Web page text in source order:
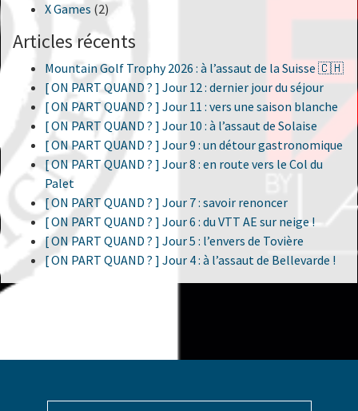
X Games (2)
Articles récents
Mountain Golf Trophy 2026 : à l’assaut de la Suisse 🇨🇭
[ ON PART QUAND ? ] Jour 12 : dernier jour du séjour
[ ON PART QUAND ? ] Jour 11 : vers une saison blanche
[ ON PART QUAND ? ] Jour 10 : à l’assaut de Solaise
[ ON PART QUAND ? ] Jour 9 : un détour gastronomique
[ ON PART QUAND ? ] Jour 8 : en route vers le Col du
Palet
[ ON PART QUAND ? ] Jour 7 : savoir renoncer
[ ON PART QUAND ? ] Jour 6 : du VTT AE sur neige !
[ ON PART QUAND ? ] Jour 5 : l’envers de Tovière
[ ON PART QUAND ? ] Jour 4 : à l’assaut de Bellevarde !